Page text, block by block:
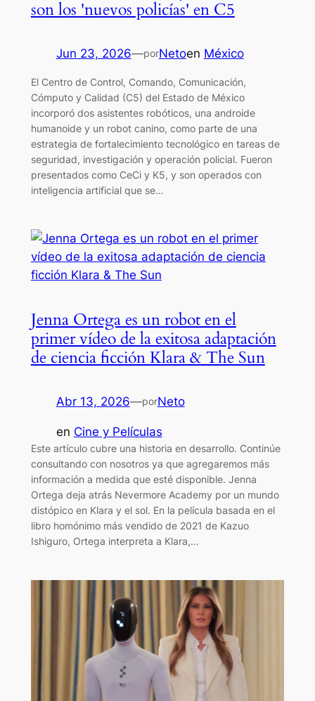
son los 'nuevos policías' en C5
Jun 23, 2026—porNetoen México
El Centro de Control, Comando, Comunicación,
Cómputo y Calidad (C5) del Estado de México
incorporó dos asistentes robóticos, una androide
humanoide y un robot canino, como parte de una
estrategia de fortalecimiento tecnológico en tareas de
seguridad, investigación y operación policial. Fueron
presentados como CeCi y K5, y son operados con
inteligencia artificial que se…
Jenna Ortega es un robot en el
primer vídeo de la exitosa adaptación
de ciencia ficción Klara & The Sun
Abr 13, 2026—porNeto
en Cine y Películas
Este artículo cubre una historia en desarrollo. Continúe
consultando con nosotros ya que agregaremos más
información a medida que esté disponible. Jenna
Ortega deja atrás Nevermore Academy por un mundo
distópico en Klara y el sol. En la película basada en el
libro homónimo más vendido de 2021 de Kazuo
Ishiguro, Ortega interpreta a Klara,…